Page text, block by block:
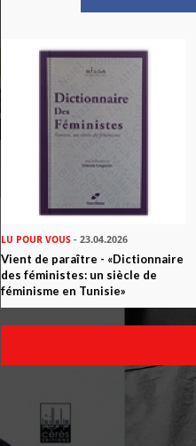
LU POUR VOUS - 23.04.2026
Vient de paraître - «Dictionnaire
des féministes: un siècle de
féminisme en Tunisie»